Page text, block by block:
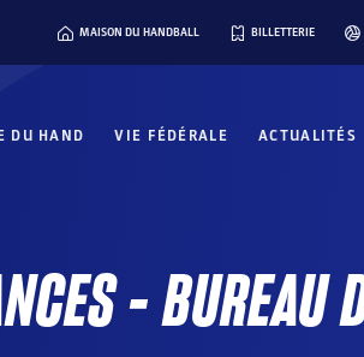
MAISON DU HANDBALL BILLETTERIE
DU HAND VIE FÉDÉRALE ACTUALITÉS
– BUREAU